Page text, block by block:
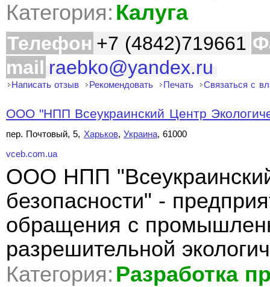
Категория: Калуга
Телефон +7 (4842)719661
mail raebko@yandex.ru
Написать отзыв Рекомендовать Печать Связаться с
ООО "НПП Всеукраинский Центр
пер. Почтовый, 5, Харьков, Украина, 61000
vceb.com.ua
ООО НПП "Всеукраинский
безопасности" -
обращения с
разрешительной
Категория: Разработка